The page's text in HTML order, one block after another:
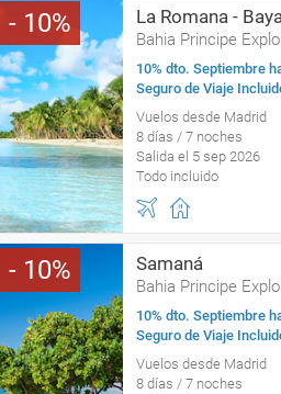
10 La Romana -
Bahia Principe
10% dto. Septiembre
Seguro de Viaje
Vuelos desde Madrid
8 días / 7 noches
Salida el 5 sep 2026
Todo incluido
10 Samaná
Bahia Principe
10% dto. Septiembre
Seguro de Viaje
Vuelos desde Madrid
8 días / 7 noches